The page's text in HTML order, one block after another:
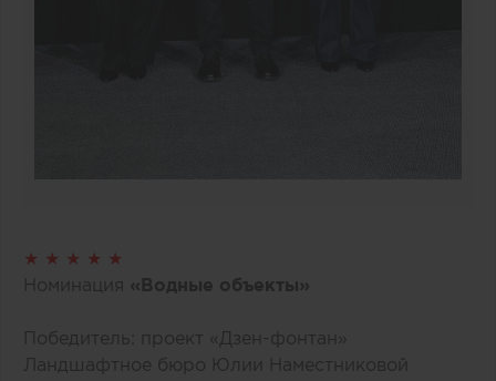
★ ★ ★ ★ ★
Номинация «Водные объекты»
Победитель: проект «Дзен-фонтан»
Ландшафтное бюро Юлии Наместниковой